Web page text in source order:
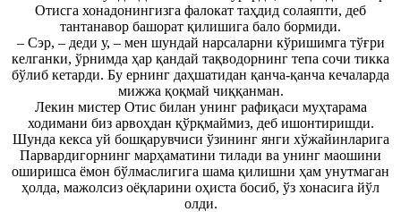
Отисга хонадонингизга фалокат таҳдид солаяпти, деб
тантанавор башорат қилишига бало бормиди.
– Сэр, – деди у, – мен шундай нарсаларни кўришимга тўғри
келганки, ўрнимда ҳар қандай тақводорнинг тепа сочи тикка
бўлиб кетарди. Бу ернинг даҳшатидан қанча-қанча кечаларда
мижжа қоқмай чиққанман.
Лекин мистер Отис билан унинг рафиқаси муҳтарама
ходимани биз арвоҳдан қўрқмаймиз, деб ишонтиришди.
Шунда кекса уй бошқарувчиси ўзининг янги хўжайинларига
Парвардигорнинг марҳаматини тилади ва унинг маошини
оширишса ёмон бўлмаслигига шама қилишни ҳам унутмаган
ҳолда, мажолсиз оёқларини оҳиста босиб, ўз хонасига йўл
олди.